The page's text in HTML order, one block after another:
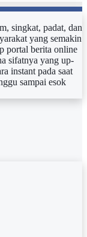
singkat, padat, dan
yang semakin
portal berita online
sifatnya yang up-
instant pada saat
sampai esok